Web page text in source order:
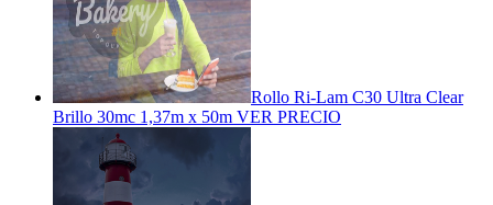
Rollo Ri-Lam C30 Ultra Clear
Brillo 30mc 1,37m x 50m VER PRECIO